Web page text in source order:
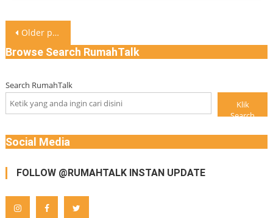
Posts
navigation
Older posts
Browse Search RumahTalk
Search RumahTalk
Klik
Search
Social Media
FOLLOW @RUMAHTALK INSTAN UPDATE